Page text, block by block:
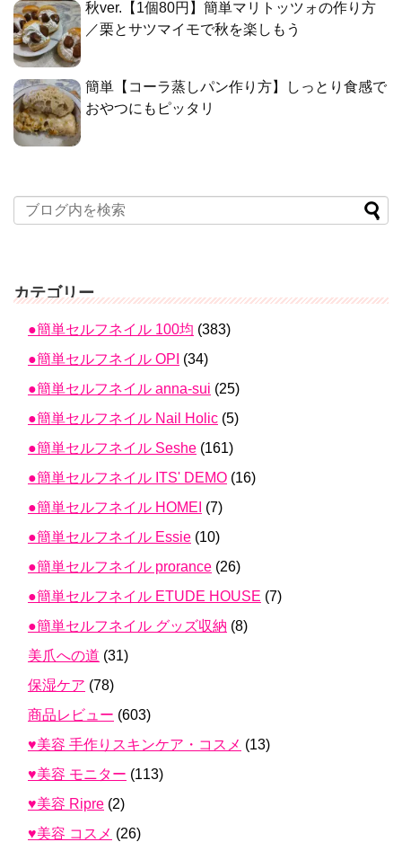
秋ver.【1個80円】簡単マリトッツォの作り方
／栗とサツマイモで秋を楽しもう
簡単【コーラ蒸しパン作り方】しっとり食感で
おやつにもピッタリ
カテゴリー
●簡単セルフネイル 100均 (383)
●簡単セルフネイル OPI (34)
●簡単セルフネイル anna-sui (25)
●簡単セルフネイル Nail Holic (5)
●簡単セルフネイル Seshe (161)
●簡単セルフネイル ITS' DEMO (16)
●簡単セルフネイル HOMEI (7)
●簡単セルフネイル Essie (10)
●簡単セルフネイル prorance (26)
●簡単セルフネイル ETUDE HOUSE (7)
●簡単セルフネイル グッズ収納 (8)
美爪への道 (31)
保湿ケア (78)
商品レビュー (603)
♥美容 手作りスキンケア・コスメ (13)
♥美容 モニター (113)
♥美容 Ripre (2)
♥美容 コスメ (26)